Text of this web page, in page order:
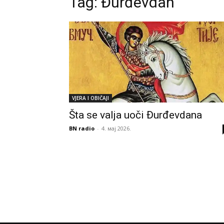
VJERA I OBIČAJI
Šta se valja uoči Đurđevdana
BN radio - 4. мај 2026.